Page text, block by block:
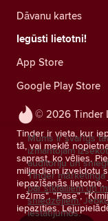
© 2026 Tinder
Tinder ir vieta, kur
tā, vai meklē
saprast, ko vēlies.
miljardiem izveidotu
iepazīšanās lietotne.
režīms", "Pase",
iepazīties.
Dāvanu kartes
Iegūsti lietotni!
App Store
Google Play Store
Mums ir svarīgs
izmantojam
auditoriju un
Tinder
par sīkfailiem un
sniedzējiem.
iestatījumos.